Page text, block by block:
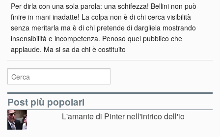
Per dirla con una sola parola: una schifezza! Bellini non può
finire in mani inadatte! La colpa non è di chi cerca visibilità
senza meritarla ma è di chi pretende di dargliela mostrando
insensibilità e incompetenza. Penoso quel pubblico che
applaude. Ma si sa da chi è costituito
Post più popolari
L'amante di Pinter nell'intrico dell'io